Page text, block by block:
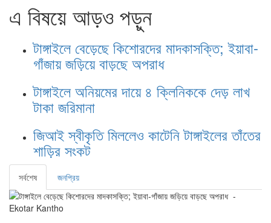
এ বিষয়ে আড়ও পড়ুন
টাঙ্গাইলে বেড়েছে কিশোরদের মাদকাসক্তি; ইয়াবা-
গাঁজায় জড়িয়ে বাড়ছে অপরাধ
টাঙ্গাইলে অনিয়মের দায়ে ৪ ক্লিনিককে দেড় লাখ
টাকা জরিমানা
জিআই স্বীকৃতি মিললেও কাটেনি টাঙ্গাইলের তাঁতের
শাড়ির সংকট
সর্বশেষ জনপ্রিয়